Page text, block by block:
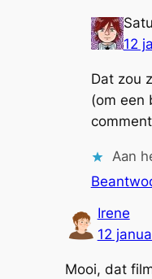
12
Dat zou
(om een
Aan
Irene
12
Mooi, dat